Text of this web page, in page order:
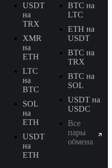
USDT
на
TRX
XMR
на
ETH
LTC
на
BTC
SOL
на
ETH
USDT
на
ETH
BTC на
LTC
ETH на
USDT
BTC на
TRX
BTC на
SOL
USDT на
USDC
Все
пары
обмена